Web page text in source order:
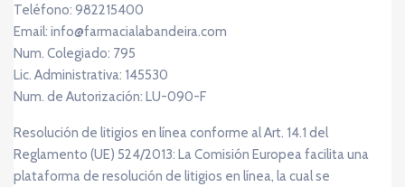
Teléfono: 982215400
Email: info@farmacialabandeira.com
Num. Colegiado: 795
Lic. Administrativa: 145530
Num. de Autorización: LU-090-F
Resolución de litigios en línea conforme al Art. 14.1 del
Reglamento (UE) 524/2013: La Comisión Europea facilita una
plataforma de resolución de litigios en línea, la cual se